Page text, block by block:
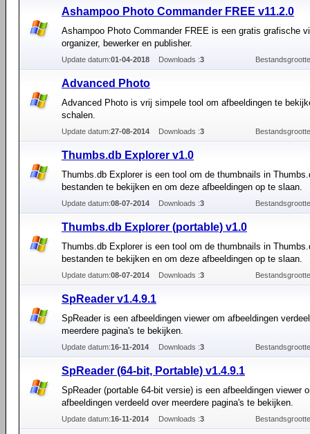
Ashampoo Photo Commander FREE v11.2.0
Ashampoo Photo Commander FREE is een gratis grafische
organizer, bewerker en publisher.
Update datum:01-04-2018 Downloads :3
Advanced Photo
Advanced Photo is vrij simpele tool om afbeeldingen te
schalen.
Update datum:27-08-2014 Downloads :3
Thumbs.db Explorer v1.0
Thumbs.db Explorer is een tool om de thumbnails in
bestanden te bekijken en om deze afbeeldingen op te slaan.
Update datum:08-07-2014 Downloads :3
Thumbs.db Explorer (portable) v1.0
Thumbs.db Explorer is een tool om de thumbnails in
bestanden te bekijken en om deze afbeeldingen op te slaan.
Update datum:08-07-2014 Downloads :3
SpReader v1.4.9.1
SpReader is een afbeeldingen viewer om afbeeldingen
meerdere pagina's te bekijken.
Update datum:16-11-2014 Downloads :3
SpReader (64-bit, Portable) v1.4.9.1
SpReader (portable 64-bit versie) is een afbeeldingen viewer
afbeeldingen verdeeld over meerdere pagina's te bekijken.
Update datum:16-11-2014 Downloads :3